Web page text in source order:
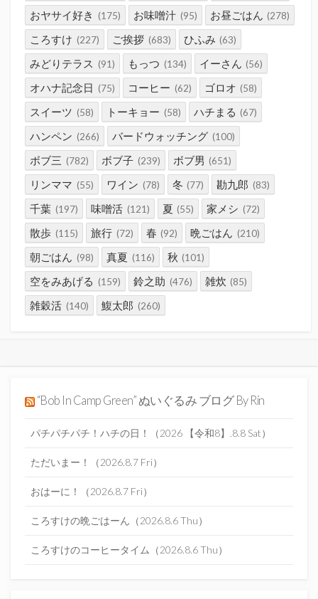
おヤサイ好き (175) お味噌汁 (95) お昼ごはん (278)
ころすけ (227) ご挨拶 (683) ひふみ (63)
みどりテラス (91) もっつ (134) イーさん (56)
オハナ記念日 (75) コーヒー (62) ゴロオ (58)
スイーツ (58) トーキョー (58) ハチまる (67)
ハンペン (266) バードウォッチング (100)
ボブ三 (782) ボブ子 (239) ボブ男 (651)
リンママ (55) ワイン (78) 冬 (77) 勘九郎 (83)
千葉 (197) 味噌活 (121) 夏 (55) 家メシ (72)
散歩 (115) 旅行 (72) 春 (92) 晩ごはん (210)
朝ごはん (98) 真夏 (116) 秋 (101)
空をみあげる (159) 鈴之助 (476) 雑炊 (85)
雑穀活 (140) 鰒太郎 (260)
“Bob In Camp Green” ぬいぐるみ ブログ By Rin
パチパチパチ！ハチの日！（2026 【令和8】.8.8 Sat）
ただいまー！（2026.8.7 Fri）
おはーに！（2026.8.7 Fri）
ころすけの晩ごはーん（2026.8.6 Thu）
ころすけのコーヒータイム（2026.8.6 Thu）